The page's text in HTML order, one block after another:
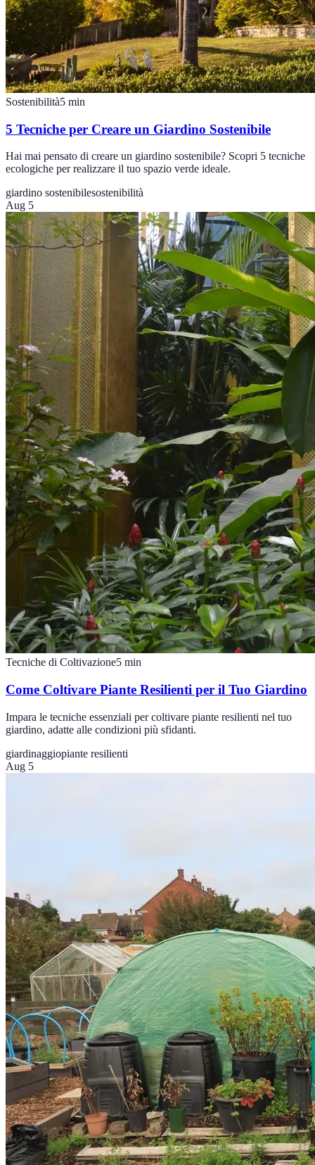
Sostenibilità5 min
5 Tecniche per Creare un Giardino Sostenibile
Hai mai pensato di creare un giardino sostenibile? Scopri 5 tecniche
ecologiche per realizzare il tuo spazio verde ideale.
giardino sostenibilesostenibilità
Aug 5
Tecniche di Coltivazione5 min
Come Coltivare Piante Resilienti per il Tuo Giardino
Impara le tecniche essenziali per coltivare piante resilienti nel tuo
giardino, adatte alle condizioni più sfidanti.
giardinaggiopiante resilienti
Aug 5